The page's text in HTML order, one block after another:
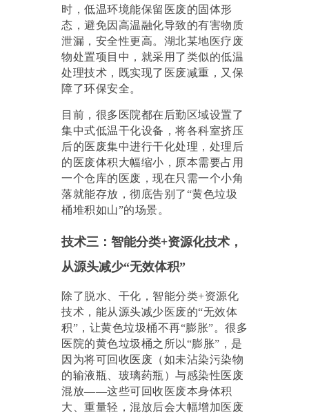
时，低温环境能保留医废的固体形
态，避免因高温融化导致的有害物质
泄漏，安全性更高。湖北某地医疗废
物处置项目中，就采用了类似的低温
处理技术，既实现了医废减重，又保
障了环保安全。
目前，很多医院都在后勤区域设置了
集中式低温干化设备，将各科室挤压
后的医废集中进行干化处理，处理后
的医废体积大幅缩小，原本需要占用
一个仓库的医废，现在只需一个小角
落就能存放，彻底告别了“黄色垃圾
桶堆积如山”的场景。
技术三：智能分类+资源化技术，
从源头减少“无效体积”
除了脱水、干化，智能分类+资源化
技术，能从源头减少医废的“无效体
积”，让黄色垃圾桶不再“膨胀”。很多
医院的黄色垃圾桶之所以“膨胀”，是
因为将可回收医废（如未沾染污染物
的输液瓶、玻璃药瓶）与感染性医废
混放——这些可回收医废本身体积
大、重量轻，混放后会大幅增加医废